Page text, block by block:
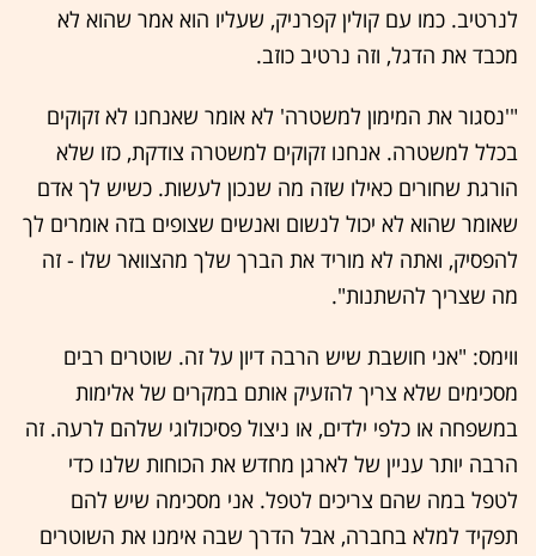
לנרטיב. כמו עם קולין קפרניק, שעליו הוא אמר שהוא לא
מכבד את הדגל, וזה נרטיב כוזב.
"'נסגור את המימון למשטרה' לא אומר שאנחנו לא זקוקים
בכלל למשטרה. אנחנו זקוקים למשטרה צודקת, כזו שלא
הורגת שחורים כאילו שזה מה שנכון לעשות. כשיש לך אדם
שאומר שהוא לא יכול לנשום ואנשים שצופים בזה אומרים לך
להפסיק, ואתה לא מוריד את הברך שלך מהצוואר שלו - זה
מה שצריך להשתנות".
ווימס: "אני חושבת שיש הרבה דיון על זה. שוטרים רבים
מסכימים שלא צריך להזעיק אותם במקרים של אלימות
במשפחה או כלפי ילדים, או ניצול פסיכולוגי שלהם לרעה. זה
הרבה יותר עניין של לארגן מחדש את הכוחות שלנו כדי
לטפל במה שהם צריכים לטפל. אני מסכימה שיש להם
תפקיד למלא בחברה, אבל הדרך שבה אימנו את השוטרים